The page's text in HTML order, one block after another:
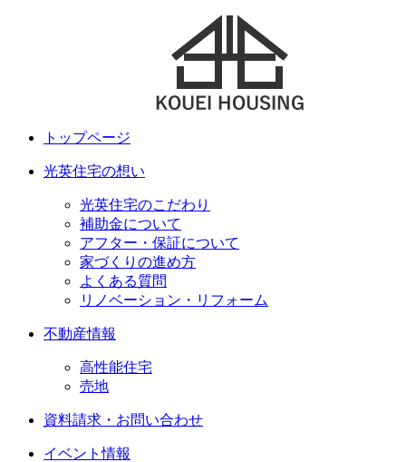
トップページ
光英住宅の想い
光英住宅のこだわり
補助金について
アフター・保証について
家づくりの進め方
よくある質問
リノベーション・リフォーム
不動産情報
高性能住宅
売地
資料請求・お問い合わせ
イベント情報